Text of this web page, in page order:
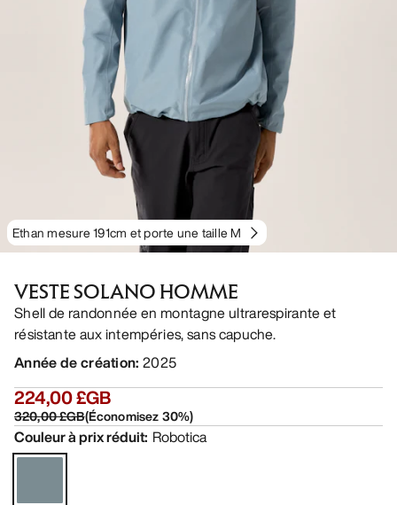
Ethan mesure 191cm et porte une taille M
VESTE SOLANO HOMME
Shell de randonnée en montagne ultrarespirante et
résistante aux intempéries, sans capuche.
Année de création: 2025
224,00 £GB
320,00 £GB(Économisez30%)
Couleur à prix réduit: Robotica